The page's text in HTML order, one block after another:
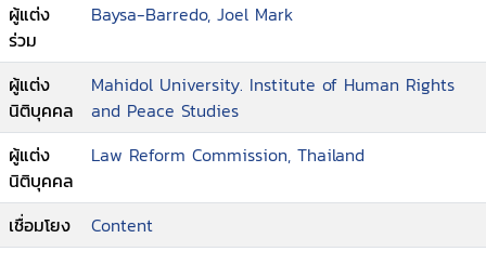
ผู้แต่ง
ร่วม
Baysa-Barredo, Joel Mark
ผู้แต่ง
นิติบุคคล
Mahidol University. Institute of Human Rights
and Peace Studies
ผู้แต่ง
นิติบุคคล
Law Reform Commission, Thailand
เชื่อมโยง Content